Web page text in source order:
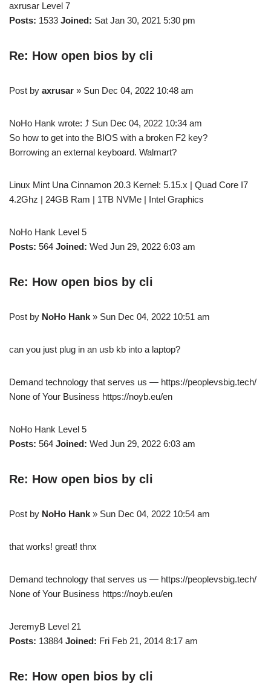
axrusar Level 7
Posts: 1533 Joined: Sat Jan 30, 2021 5:30 pm
Re: How open bios by cli
Post by axrusar » Sun Dec 04, 2022 10:48 am
NoHo Hank wrote: ⤴ Sun Dec 04, 2022 10:34 am
So how to get into the BIOS with a broken F2 key?
Borrowing an external keyboard. Walmart?
Linux Mint Una Cinnamon 20.3 Kernel: 5.15.x | Quad Core I7
4.2Ghz | 24GB Ram | 1TB NVMe | Intel Graphics
NoHo Hank Level 5
Posts: 564 Joined: Wed Jun 29, 2022 6:03 am
Re: How open bios by cli
Post by NoHo Hank » Sun Dec 04, 2022 10:51 am
can you just plug in an usb kb into a laptop?
Demand technology that serves us — https://peoplevsbig.tech/
None of Your Business https://noyb.eu/en
NoHo Hank Level 5
Posts: 564 Joined: Wed Jun 29, 2022 6:03 am
Re: How open bios by cli
Post by NoHo Hank » Sun Dec 04, 2022 10:54 am
that works! great! thnx
Demand technology that serves us — https://peoplevsbig.tech/
None of Your Business https://noyb.eu/en
JeremyB Level 21
Posts: 13884 Joined: Fri Feb 21, 2014 8:17 am
Re: How open bios by cli